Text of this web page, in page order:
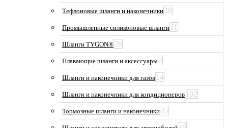
Тефлоновые шланги и наконечники28
Промышленные силиконовые шланги 11
Шланги TYGON®26
Плавающие шланги и аксессуары2
Шланги и наконечники для газов 14
Шланги и наконечники для кондиционеров 102
Тормозные шланги и наконечники45